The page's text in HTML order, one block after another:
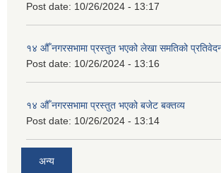
Post date: 10/26/2024 - 13:17
१४ औँ नगरसभामा प्रस्तुत भएको लेखा समतिको
Post date: 10/26/2024 - 13:16
१४ औँ नगरसभामा प्रस्तुत भएको बजेट बक्तव्य
Post date: 10/26/2024 - 13:14
अन्य